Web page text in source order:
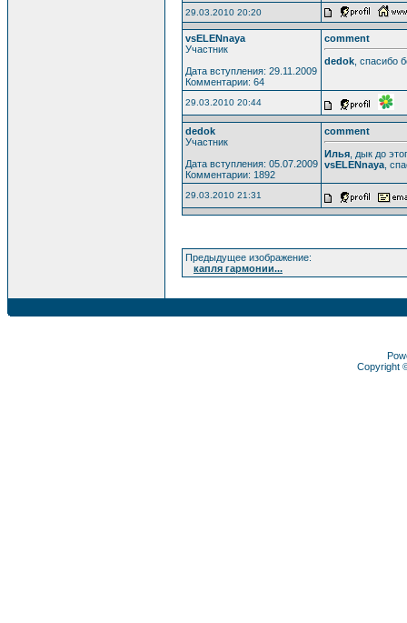
29.03.2010 20:20
vsELENnaya
Участник
Дата вступления: 29.11.2009
Комментарии: 64
comment
dedok , спасибо
29.03.2010 20:44
dedok
Участник
Дата вступления: 05.07.2009
Комментарии: 1892
comment
Илья , дык до
vsELENnaya ,
29.03.2010 21:31
Предыдущее изображение:
капля гармонии...
Copyright